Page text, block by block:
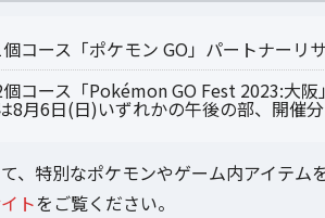
コース「ポケモン GO」パートナーリ
コース「Pokémon GO Fest 2023:大
月6日(日)いずれかの午後の部、開催
、特別なポケモンやゲーム内アイテム
トをご覧ください。